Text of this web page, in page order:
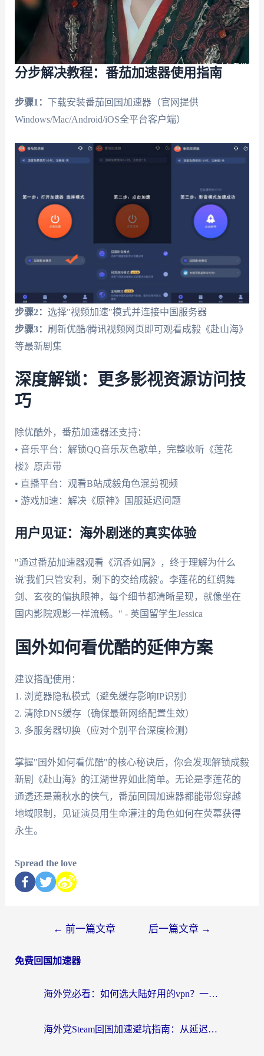
分步解决教程：番茄加速器使用指南
步骤1： 下载安装番茄回国加速器（官网提供
Windows/Mac/Android/iOS全平台客户端）
步骤2： 选择"视频加速"模式并连接中国服务器
步骤3： 刷新优酷/腾讯视频网页即可观看成毅《赴山海》
等最新剧集
深度解锁：更多影视资源访问技
巧
除优酷外，番茄加速器还支持：
• 音乐平台：解锁QQ音乐灰色歌单，完整收听《莲花
楼》原声带
• 直播平台：观看B站成毅角色混剪视频
• 游戏加速：解决《原神》国服延迟问题
用户见证：海外剧迷的真实体验
"通过番茄加速器观看《沉香如屑》，终于理解为什么
说'我们只管安利，剩下的交给成毅'。李莲花的红绸舞
剑、玄夜的偏执眼神，每个细节都清晰呈现，就像坐在
国内影院观影一样流畅。" - 英国留学生Jessica
国外如何看优酷的延伸方案
建议搭配使用：
1. 浏览器隐私模式（避免缓存影响IP识别）
2. 清除DNS缓存（确保最新网络配置生效）
3. 多服务器切换（应对个别平台深度检测）
掌握"国外如何看优酷"的核心秘诀后，你会发现解锁成毅
新剧《赴山海》的江湖世界如此简单。无论是李莲花的
通透还是萧秋水的侠气，番茄回国加速器都能带您穿越
地域限制，见证演员用生命灌注的角色如何在荧幕获得
永生。
Spread the love
← 前一篇文章 后一篇文章 →
免费回国加速器
海外党必看：如何选大陆好用的vpn？一篇解决你的回国访问难题
海外党Steam回国加速避坑指南：从延迟卡顿到无缝畅玩，我踩过的坑和最优解